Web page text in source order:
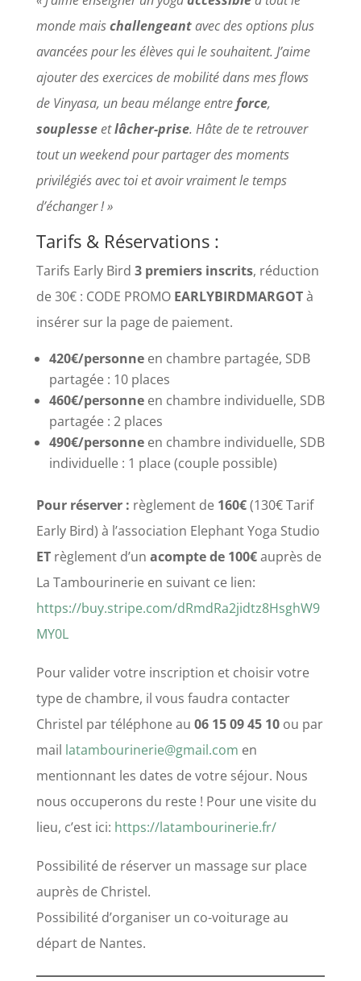
monde maischallengeantavec des options plus
avancées pour les élèves qui le souhaitent. J’aime
ajouter des exercices de mobilité dans mes flows
de Vinyasa, un beau mélange entreforce,
souplesseetlâcher-prise. Hâte de te retrouver
tout un weekend pour partager des moments
privilégiés avec toi et avoir vraiment le temps
d’échanger ! »
Tarifs & Réservations :
Tarifs Early Bird 3 premiers inscrits, réduction
de 30€ : CODE PROMO EARLYBIRDMARGOTà
insérer sur la page de paiement.
420€/personneen chambre partagée, SDB
partagée : 10 places
460€/personneen chambre individuelle, SDB
partagée : 2 places
490€/personneen chambre individuelle, SDB
individuelle : 1 place (couple possible)
Pour réserver : règlement de 160€(130€ Tarif
Early Bird) à l’association Elephant Yoga Studio
ET règlement d’un acompte de 100€auprès de
La Tambourinerie en suivant ce lien:
https://buy.stripe.com/dRmdRa2jidtz8HsghW9
MY0L
Pour valider votre inscription et choisir votre
type de chambre, il vous faudra contacter
Christel par téléphone au 06 15 09 45 10 ou par
mail latambourinerie@gmail.com en
mentionnant les dates de votre séjour. Nous
nous occuperons du reste ! Pour une visite du
lieu, c’est ici: https://latambourinerie.fr/
Possibilité de réserver un massage sur place
auprès de Christel.
Possibilité d’organiser un co-voiturage au
départ de Nantes.